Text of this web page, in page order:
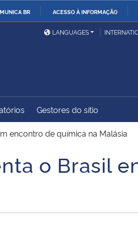
BR ACESSO À INFORMAÇÃO
Ministério das Relações
Exteriores
Controladoria-Geral da
União
Banco Central do Brasil
LANGUAGES
Gestores do sítio
encontro de química na Malásia
o Brasil